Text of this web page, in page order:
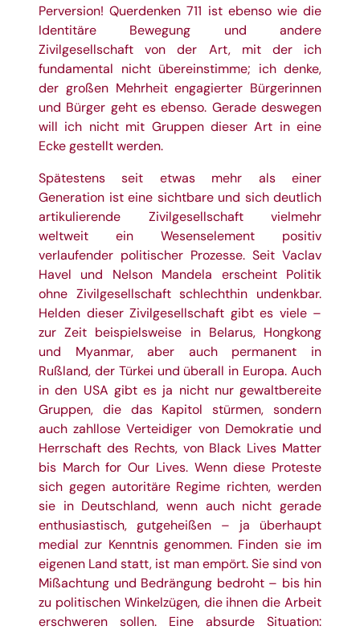
Perversion! Querdenken 711 ist ebenso wie die
Identitäre Bewegung und andere
Zivilgesellschaft von der Art, mit der ich
fundamental nicht übereinstimme; ich denke,
der großen Mehrheit engagierter Bürgerinnen
und Bürger geht es ebenso. Gerade deswegen
will ich nicht mit Gruppen dieser Art in eine
Ecke gestellt werden.
Spätestens seit etwas mehr als einer
Generation ist eine sichtbare und sich deutlich
artikulierende Zivilgesellschaft vielmehr
weltweit ein Wesenselement positiv
verlaufender politischer Prozesse. Seit Vaclav
Havel und Nelson Mandela erscheint Politik
ohne Zivilgesellschaft schlechthin undenkbar.
Helden dieser Zivilgesellschaft gibt es viele –
zur Zeit beispielsweise in Belarus, Hongkong
und Myanmar, aber auch permanent in
Rußland, der Türkei und überall in Europa. Auch
in den USA gibt es ja nicht nur gewaltbereite
Gruppen, die das Kapitol stürmen, sondern
auch zahllose Verteidiger von Demokratie und
Herrschaft des Rechts, von Black Lives Matter
bis March for Our Lives. Wenn diese Proteste
sich gegen autoritäre Regime richten, werden
sie in Deutschland, wenn auch nicht gerade
enthusiastisch, gutgeheißen – ja überhaupt
medial zur Kenntnis genommen. Finden sie im
eigenen Land statt, ist man empört. Sie sind von
Mißachtung und Bedrängung bedroht – bis hin
zu politischen Winkelzügen, die ihnen die Arbeit
erschweren sollen. Eine absurde Situation: